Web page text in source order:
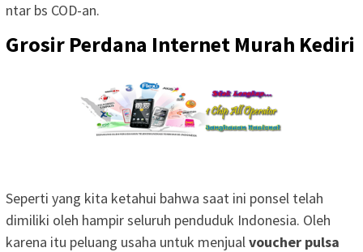
ntar bs COD-an.
Grosir Perdana Internet Murah Kediri
Seperti yang kita ketahui bahwa saat ini ponsel telah
dimiliki oleh hampir seluruh penduduk Indonesia. Oleh
karena itu peluang usaha untuk menjualvoucher pulsa